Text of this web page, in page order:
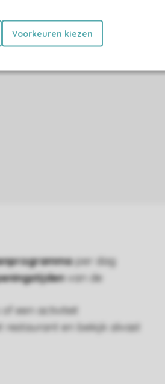
Voorkeuren kiezen